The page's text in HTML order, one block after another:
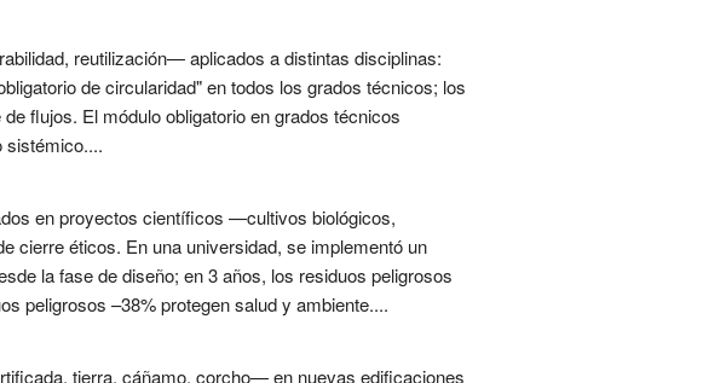
reutilización— aplicados a distintas disciplinas:
de circularidad" en todos los grados técnicos; los
flujos. El módulo obligatorio en grados técnicos
sistémico....
en proyectos científicos —cultivos biológicos,
cierre éticos. En una universidad, se implementó un
la fase de diseño; en 3 años, los residuos peligrosos
peligrosos –38% protegen salud y ambiente....
tierra, cáñamo, corcho— en nuevas edificaciones